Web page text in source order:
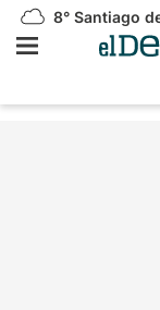
8° Santiago